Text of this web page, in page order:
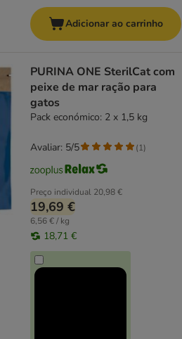
Adicionar ao carrinho
PURINA ONE SterilCat com
peixe de mar ração para
gatos
Pack económico: 2 x 1,5 kg
Preço individual 20,98 €
19,69 €
6,56 € / kg
18,71 €
Avaliar: 5/5 (1)